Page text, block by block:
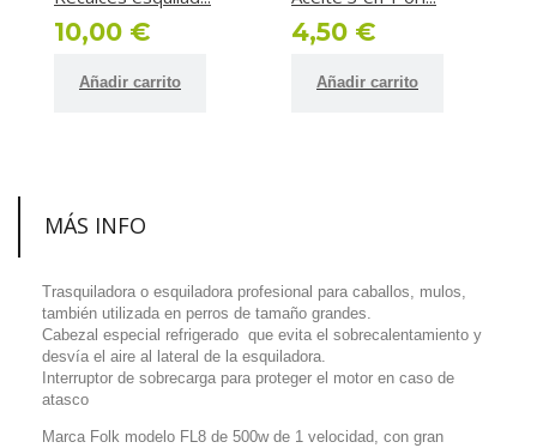
10,00 €
Añadir carrito
4,50 €
Añadir carrito
MÁS INFO
Trasquiladora o esquiladora profesional para caballos, mulos,
también utilizada en perros de tamaño grandes.
Cabezal especial refrigerado que evita el sobrecalentamiento y
desvía el aire al lateral de la esquiladora.
Interruptor de sobrecarga para proteger el motor en caso de
atasco
Marca Folk modelo FL8 de 500w de 1 velocidad, con gran